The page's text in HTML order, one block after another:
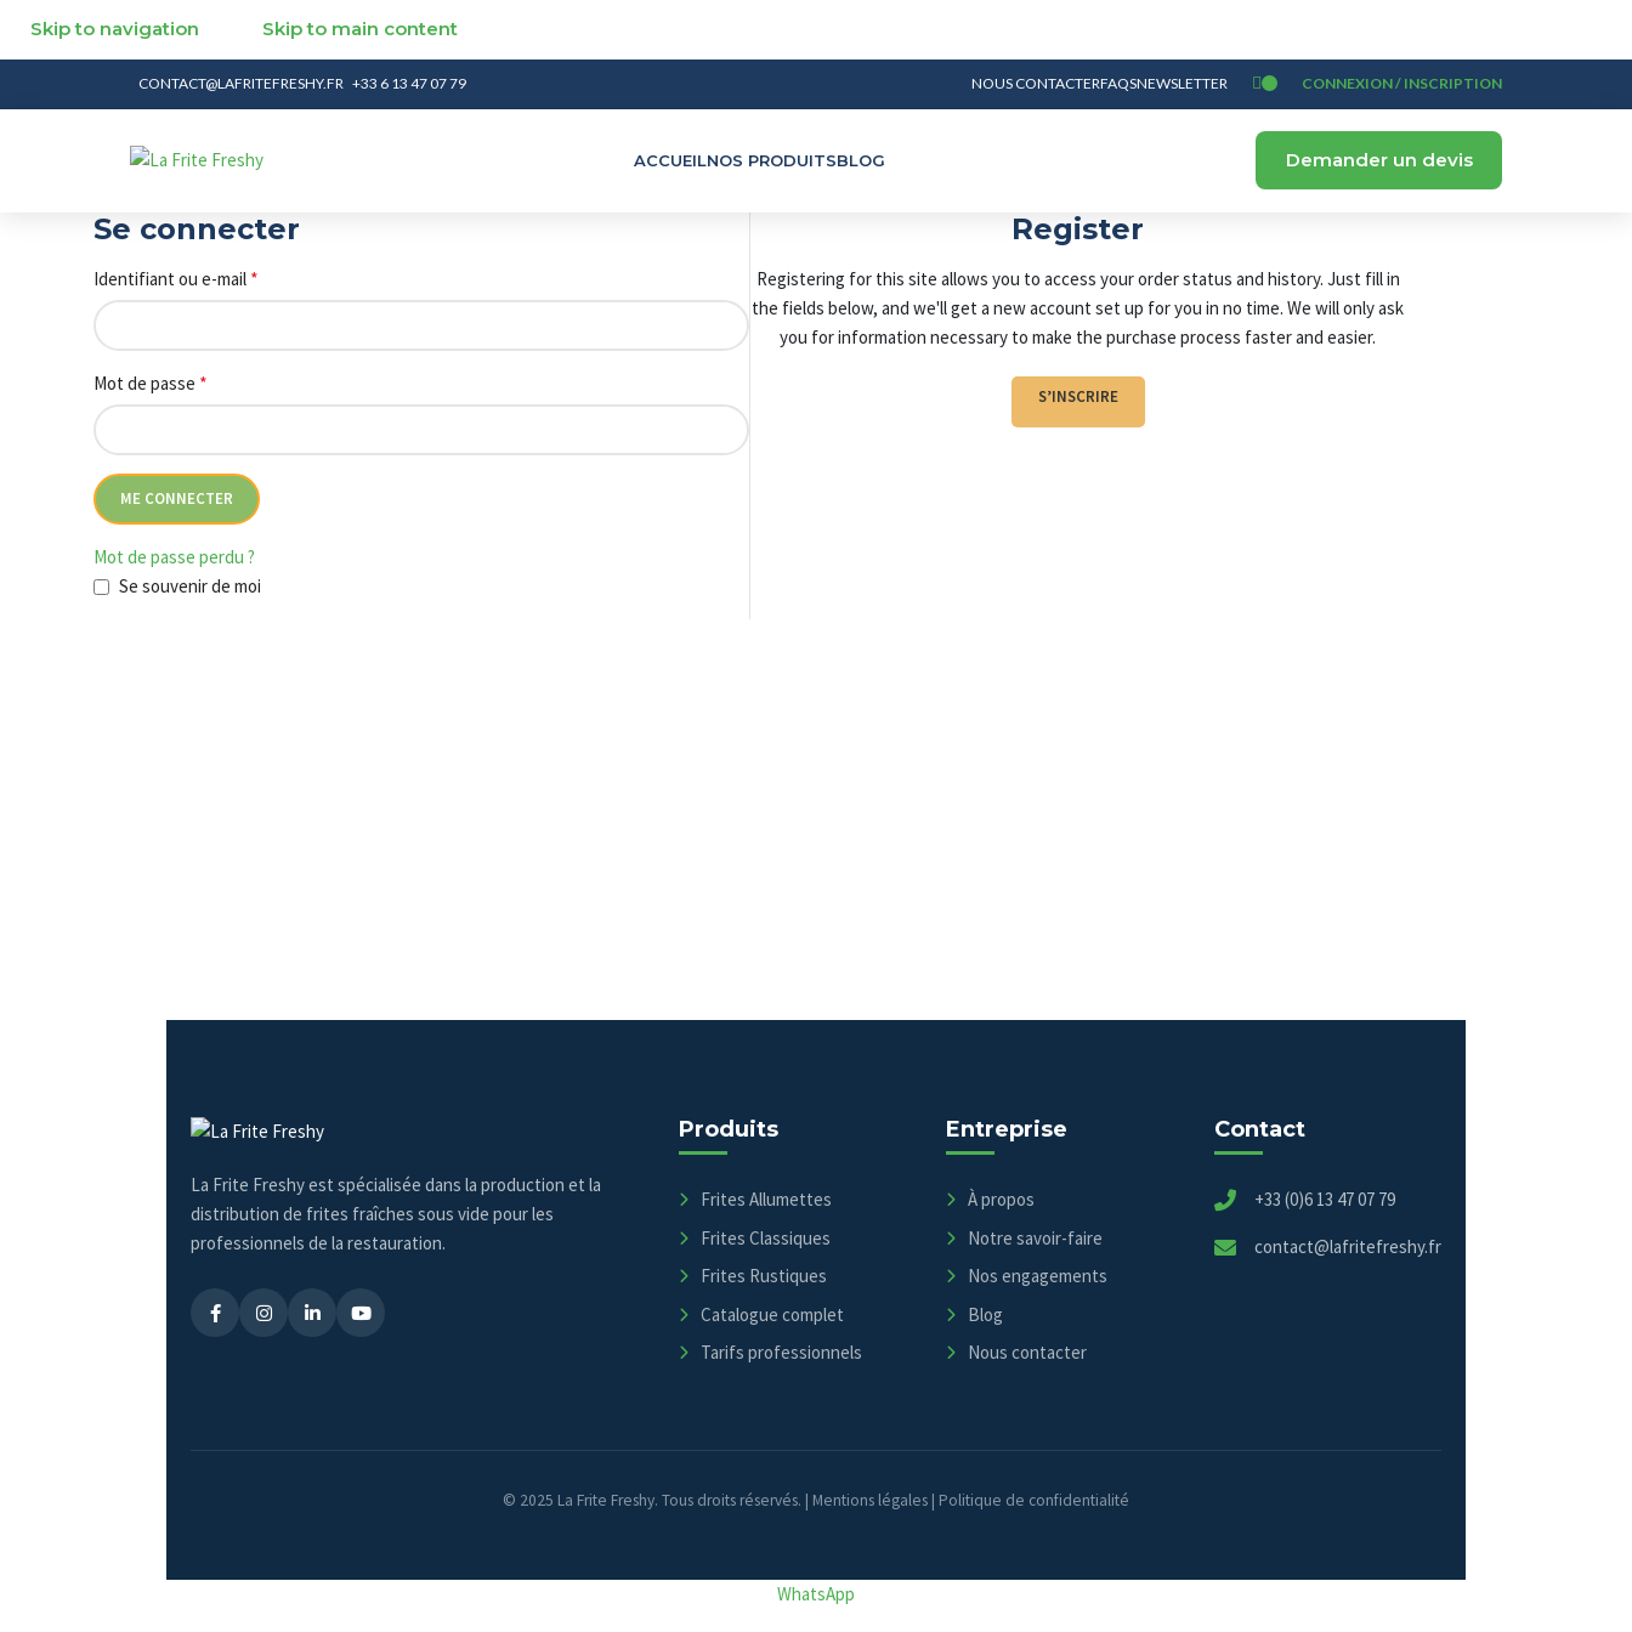
Skip to navigation Skip to main content
CONTACT@LAFRITEFRESHY.FR +33 6 13 47 07 79 NOUS CONTACTERFAQSNEWSLETTER CONNEXION / INSCRIPTION
ACCUEILNOS PRODUITSBLOG Demander un devis
Se connecter
Identifiant ou e-mail *
Mot de passe *
ME CONNECTER
Mot de passe perdu ?
Se souvenir de moi
Register
Registering for this site allows you to access your order status and history. Just fill in
the fields below, and we'll get a new account set up for you in no time. We will only ask
you for information necessary to make the purchase process faster and easier.
S’INSCRIRE
La Frite Freshy est spécialisée dans la production et la
distribution de frites fraîches sous vide pour les
professionnels de la restauration.
Produits
Frites Allumettes
Frites Classiques
Frites Rustiques
Catalogue complet
Tarifs professionnels
Entreprise
À propos
Notre savoir-faire
Nos engagements
Blog
Nous contacter
Contact
+33 (0)6 13 47 07 79
contact@lafritefreshy.fr
© 2025 La Frite Freshy. Tous droits réservés. | Mentions légales | Politique de confidentialité
WhatsApp